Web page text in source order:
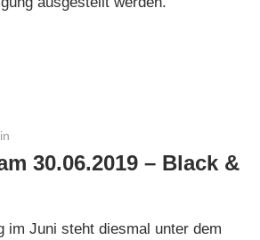
30.06.2019 – Black &
im Juni steht diesmal unter dem